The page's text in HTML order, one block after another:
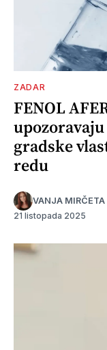
ZADAR
FENOL
gradske
redu
VANJA MIRČETA
21 listopada 2025